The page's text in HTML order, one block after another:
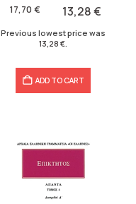
17,70 €
was:
13,28€
Previous lowest price was
13,28 €
ADD TO CART